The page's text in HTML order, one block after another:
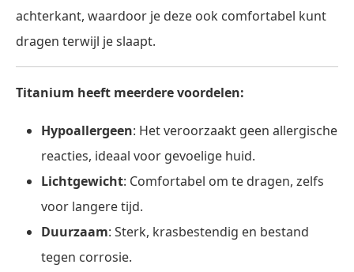
achterkant, waardoor je deze ook comfortabel kunt
dragen terwijl je slaapt.
Titanium heeft meerdere voordelen:
Hypoallergeen: Het veroorzaakt geen allergische
reacties, ideaal voor gevoelige huid.
Lichtgewicht: Comfortabel om te dragen, zelfs
voor langere tijd.
Duurzaam: Sterk, krasbestendig en bestand
tegen corrosie.